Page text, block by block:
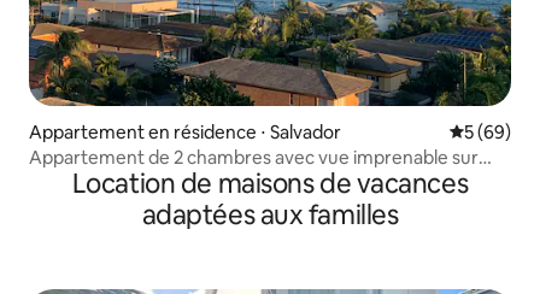
Appartement en résidence ⋅ Salvador
5 (69)
Appartement de 2 chambres avec vue imprenable sur
l'océanLocation de maisons de vacances
adaptées aux familles